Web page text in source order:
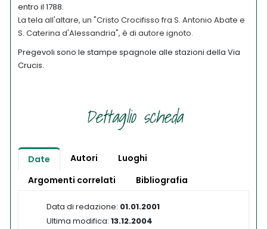
entro il 1788.
La tela all'altare, un "Cristo Crocifisso fra S. Antonio Abate e
S. Caterina d'Alessandria", è di autore ignoto.
Pregevoli sono le stampe spagnole alle stazioni della Via
Crucis.
Dettaglio scheda
Date Autori
Luoghi
Argomenti correlati
Bibliografia
Data di redazione: 01.01.2001
Ultima modifica: 13.12.2004